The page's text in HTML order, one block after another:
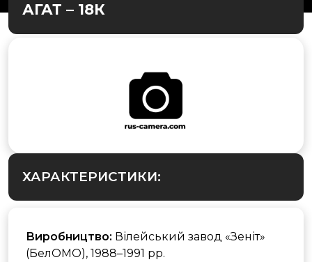
АГАТ – 18К
ХАРАКТЕРИСТИКИ:
Виробництво: Вілейський завод «Зеніт»
(БелОМО), 1988–1991 рр.